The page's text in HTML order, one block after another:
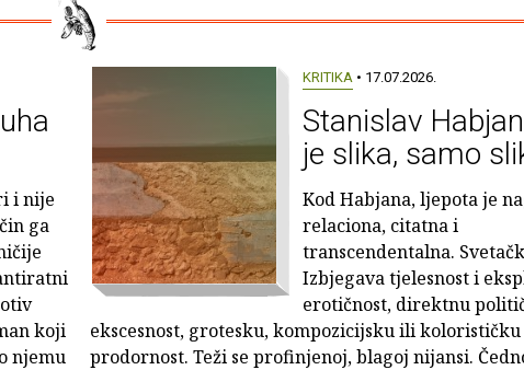
i nije
ga
koji
njemu
KRITIKA • 17.07.2026.
Stanislav
je slika, samo
Kod Habjana, ljepota je
relaciona, citatna i
transcendentalna.
Izbjegava tjelesnost i
erotičnost, direktnu
ekscesnost, grotesku, kompozicijsku ili kolorističku
prodornost. Teži se profinjenoj, blagoj nijansi.